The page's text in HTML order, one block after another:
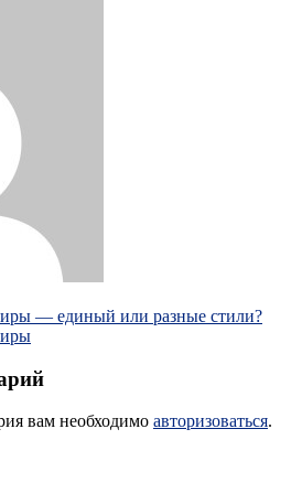
— единый или разные стили?
вам необходимо авторизоваться.